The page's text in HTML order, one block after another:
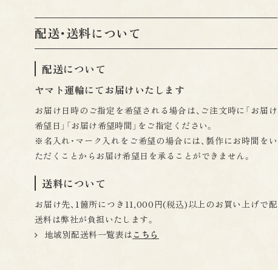
配送・送料について
配送について
ヤマト運輸にてお届けいたします
お届け日時のご指定を希望される場合は、ご注文時に「お届け
希望日」「お届け希望時間」をご指定ください。
※名入れ・マーク入れをご希望の場合には、製作にお時間をい
ただくことからお届け希望日を承ることができません。
送料について
お届け先、1箇所につき11,000円(税込)以上のお買い上げで配
送料は弊社が負担いたします。
地域別配送料一覧表は こちら